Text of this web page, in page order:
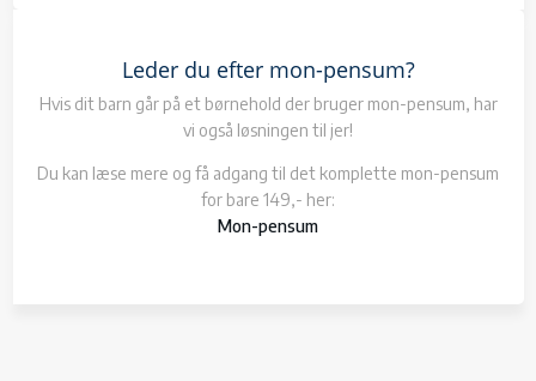
Leder du efter mon-pensum?
Hvis dit barn går på et børnehold der bruger mon-pensum, har
vi også løsningen til jer!
Du kan læse mere og få adgang til det komplette mon-pensum
for bare 149,- her:
Mon-pensum